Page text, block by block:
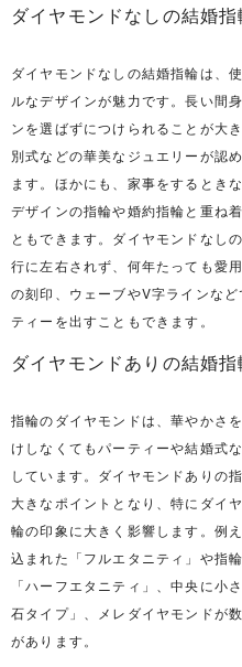
ダイヤモンドなしの結婚指
ダイヤモンドなしの結婚指輪は、
ルなデザインが魅力です。長い間
ンを選ばずにつけられることが大
別式などの華美なジュエリーが認
ます。ほかにも、家事をするとき
デザインの指輪や婚約指輪と重ね
ともできます。ダイヤモンドなし
行に左右されず、何年たっても愛
の刻印、ウェーブやV字ラインな
ティーを出すこともできます。
ダイヤモンドありの結婚指
指輪のダイヤモンドは、華やかさ
けしなくてもパーティーや結婚式
しています。ダイヤモンドありの
大きなポイントとなり、特にダイ
輪の印象に大きく影響します。例
込まれた「フルエタニティ」や指
「ハーフエタニティ」、中央に小
石タイプ」、メレダイヤモンドが
があります。